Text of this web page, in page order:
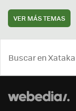
VER MÁS TEMAS